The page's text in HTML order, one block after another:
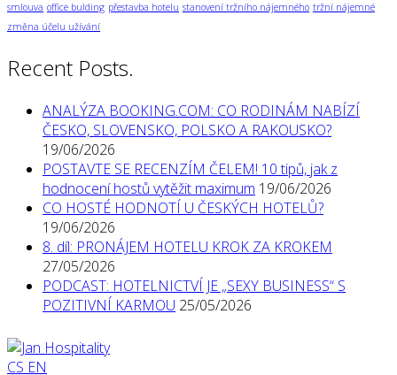
smlouva office bulding přestavba hotelu stanovení tržního nájemného tržní nájemné
změna účelu užívání
Recent Posts.
ANALÝZA BOOKING.COM: CO RODINÁM NABÍZÍ
ČESKO, SLOVENSKO, POLSKO A RAKOUSKO?
19/06/2026
POSTAVTE SE RECENZÍM ČELEM! 10 tipů, jak z
hodnocení hostů vytěžit maximum 19/06/2026
CO HOSTÉ HODNOTÍ U ČESKÝCH HOTELŮ?
19/06/2026
8. díl: PRONÁJEM HOTELU KROK ZA KROKEM
27/05/2026
PODCAST: HOTELNICTVÍ JE „SEXY BUSINESS“ S
POZITIVNÍ KARMOU 25/05/2026
CS EN